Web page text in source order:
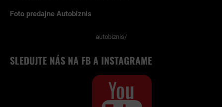
Foto predajne Autobiznis
autobiznis/
SLEDUJTE NÁS NA FB A INSTAGRAME